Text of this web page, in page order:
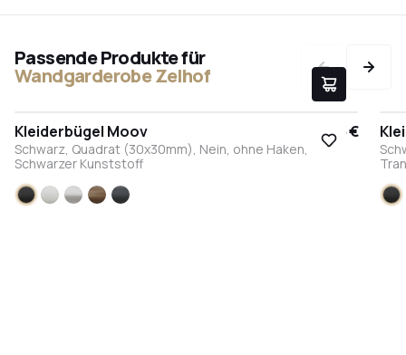
Passende Produkte für
Wandgarderobe Zelhof
Kleiderbügel Moov 17,95 €
Schwarz, Quadrat (30x30mm), Nein, ohne Haken,
Schwarzer Kunststoff
Schwarz
WeißEdelstahl
BronzeAnthrazit